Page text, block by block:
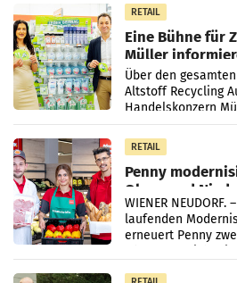
RETAIL
Eine Bühne für
Müller
Über den
Altstoff Recycling
Handelskonzern
„Kreislauf-
Müller-Filialen
RETAIL
Penny
Ober- und
WIENER
laufenden
erneuert Penny